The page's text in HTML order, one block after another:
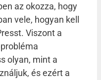
az okozza, hogy
vele, hogyan kell
Viszont a
olyan, mint a
és ezért a